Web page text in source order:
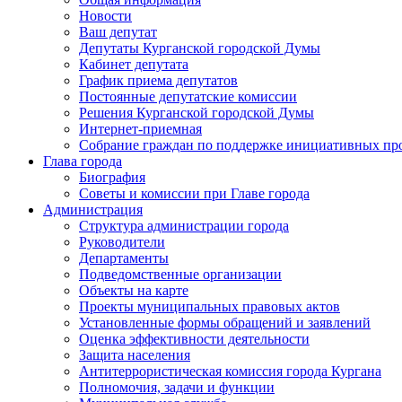
Новости
Ваш депутат
Депутаты Курганской городской Думы
Кабинет депутата
График приема депутатов
Постоянные депутатские комиссии
Решения Курганской городской Думы
Интернет-приемная
Собрание граждан по поддержке инициативных
Глава города
Биография
Советы и комиссии при Главе города
Администрация
Структура администрации города
Руководители
Департаменты
Подведомственные организации
Объекты на карте
Проекты муниципальных правовых актов
Установленные формы обращений и заявлений
Оценка эффективности деятельности
Защита населения
Антитеррористическая комиссия города Кургана
Полномочия, задачи и функции